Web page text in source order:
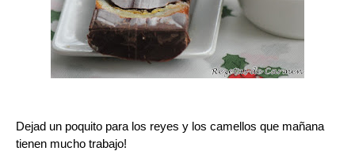
Dejad un poquito para los reyes y los camellos que mañana
tienen mucho trabajo!